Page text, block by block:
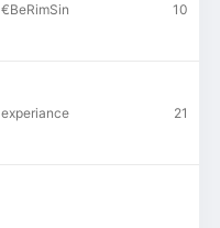
€BeRimSin 10
experiance 21